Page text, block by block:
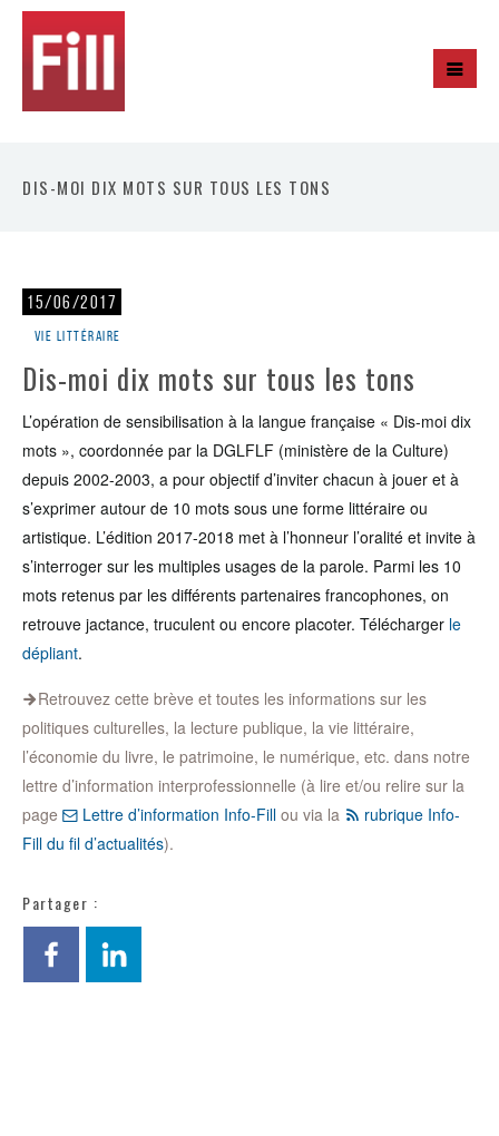
DIS-MOI DIX MOTS SUR TOUS LES TONS
15/06/2017
Vie littéraire
Dis-moi dix mots sur tous les tons
L’opération de sensibilisation à la langue française « Dis-moi dix
mots », coordonnée par la DGLFLF (ministère de la Culture)
depuis 2002-2003, a pour objectif d’inviter chacun à jouer et à
s’exprimer autour de 10 mots sous une forme littéraire ou
artistique. L’édition 2017-2018 met à l’honneur l’oralité et invite à
s’interroger sur les multiples usages de la parole. Parmi les 10
mots retenus par les différents partenaires francophones, on
retrouve jactance, truculent ou encore placoter. Télécharger le
dépliant.
Retrouvez cette brève et toutes les informations sur les
politiques culturelles, la lecture publique, la vie littéraire,
l’économie du livre, le patrimoine, le numérique, etc. dans notre
lettre d’information interprofessionnelle (à lire et/ou relire sur la
page
Lettre d’information Info-Fill ou via la
rubrique Info-
Fill du fil d’actualités).
Partager :